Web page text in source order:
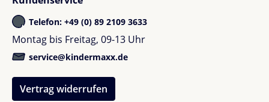
Telefon: +49 (0) 89 2109 3633
Montag bis Freitag, 09-13 Uhr
service@kindermaxx.de
Vertrag widerrufen